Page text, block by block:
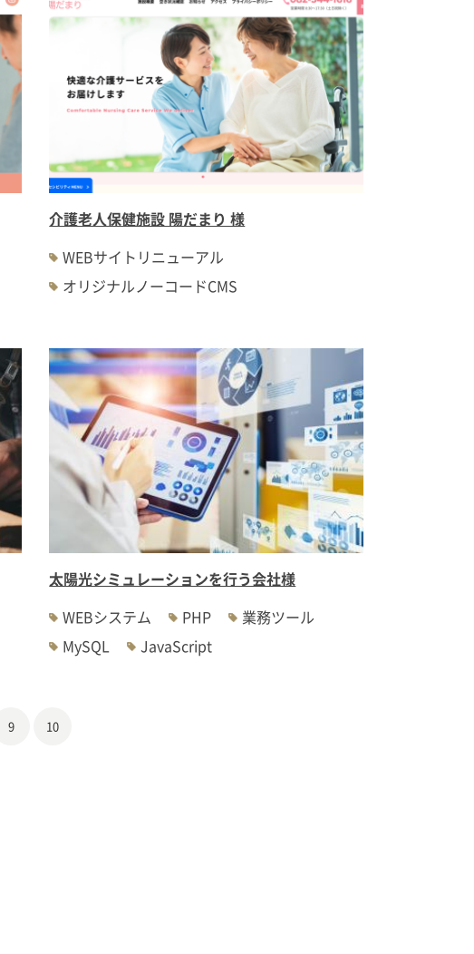
介護老人保健施設 陽だまり 様
WEBサイトリニューアル
オリジナルノーコードCMS
太陽光シミュレーションを行う会社様
WEBシステム
PHP
業務ツール
MySQL
JavaScript
9 10